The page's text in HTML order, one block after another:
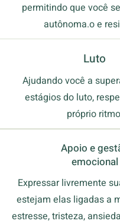
permitindo que você
autônoma.o e
Luto
Ajudando você a
estágios do luto,
próprio
Apoio e
emocional
Expressar livremente
estejam elas ligadas a
estresse, tristeza,